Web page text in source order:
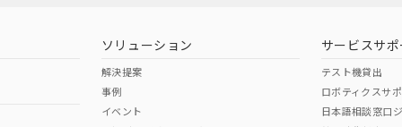
n: 54mm以上
（日本
（アメリカ
ソリューション
解決提案
事例
イベント
サービスサポ
テスト機貸出
ロボティクスサ
日本語相談窓口